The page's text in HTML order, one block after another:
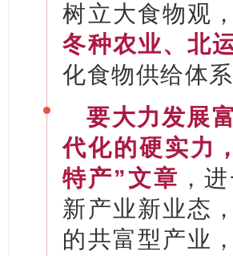
树立大食物观
冬种农业、北
化食物供给体
要大力发展
代化的硬实力
特产”文章 ，
新产业新业态
的共富型产业